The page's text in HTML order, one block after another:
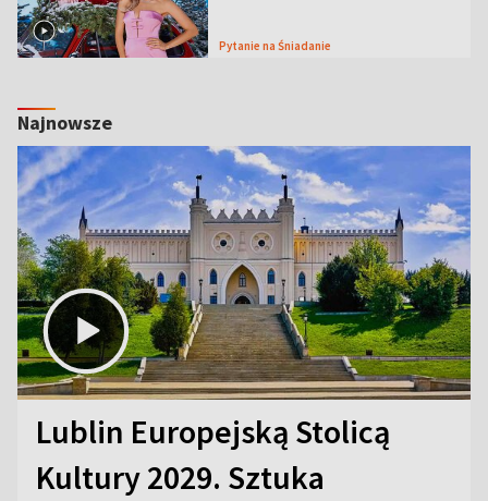
Pytanie na Śniadanie
Najnowsze
Lublin Europejską Stolicą
Kultury 2029. Sztuka